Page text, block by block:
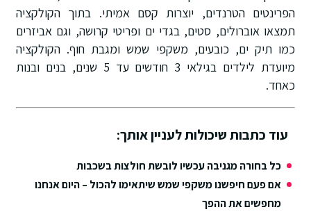
הפרינטים הטרנדים, יוצרות קסם אמיתי. בתוך הקולקציה
תמצאו אוברולים, סטים, בגדי ים ופריטי קרושה, וגם אביזרים
כמו תיק ים, כובעים, משקפי שמש ומגבת חוף. הקולקציה
מיועדת לילדים בגילאי 3 חודשים עד 5 שנים, בנים ובנות
כאחד.
עוד כתבות שיכולות לעניין אותך:
כל בחורה מגניבה עכשיו לובשת חולצות בשכבות
אם פעם חיפשנו משקפי שמש שיתאימו להכול – היום אנחנו
מחפשים את ההפך